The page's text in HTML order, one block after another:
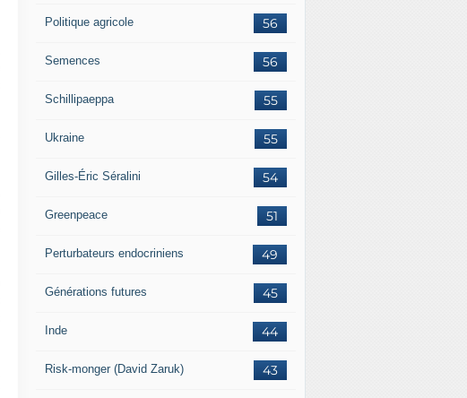
56
Politique agricole
56
Semences
55
Schillipaeppa
55
Ukraine
54
Gilles-Éric Séralini
51
Greenpeace
49
Perturbateurs endocriniens
45
Générations futures
44
Inde
43
Risk-monger (David Zaruk)